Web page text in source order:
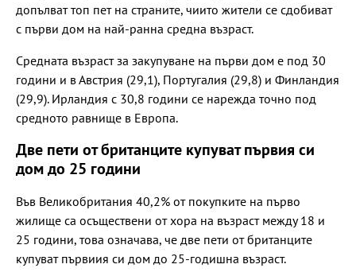
допълват топ пет на страните, чиито жители се сдобиват
с първи дом на най-ранна средна възраст.
Средната възраст за закупуване на първи дом е под 30
години и в Австрия (29,1), Португалия (29,8) и Финландия
(29,9). Ирландия с 30,8 години се нарежда точно под
средното равнище в Европа.
Две пети от британците купуват първия си
дом до 25 години
Във Великобритания 40,2% от покупките на първо
жилище са осъществени от хора на възраст между 18 и
25 години, това означава, че две пети от британците
купуват първиия си дом до 25-годишна възраст.